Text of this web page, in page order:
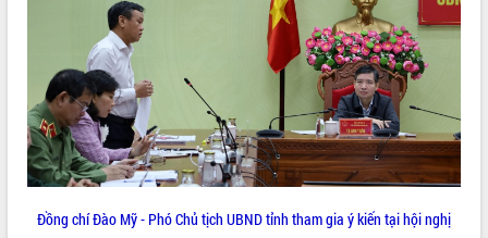
Tăng cường giám sát, đôn đốc thực
hiện nhiệm vụ quản lý tài sản công
hàng tuần
Tháo gỡ những vướng mắc, đẩy mạnh
công tác cải cách thủ tục hành chính
tại Trung tâm Phục vụ hành chính
công tỉnh
thi Sáng tạo Kỹ thuật 2024 - 2025
Đồng chí Đào Mỹ - Phó Chủ tịch UBND tỉnh tham gia ý kiến tại hội nghị